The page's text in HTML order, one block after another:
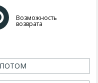
Возможность
возврата